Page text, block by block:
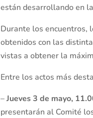
están desarrollando en
Durante los encuentros,
obtenidos con las
vistas a obtener la
Entre los actos más
–Jueves 3 de mayo,
presentarán al Comité